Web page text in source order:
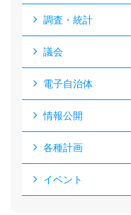
調査・統計
議会
電子自治体
情報公開
各種計画
イベント